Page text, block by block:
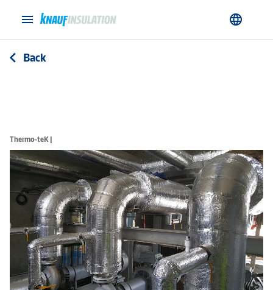
menu language
arrow_back_ios Back
Thermo-teK |